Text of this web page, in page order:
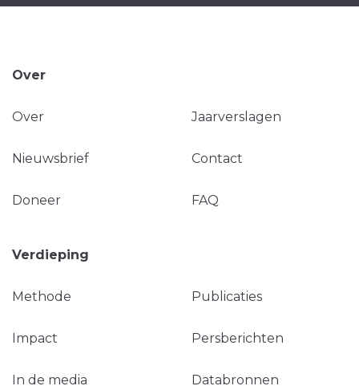
Over
Over Jaarverslagen
Nieuwsbrief Contact
Doneer FAQ
Verdieping
Methode Publicaties
Impact Persberichten
In de media Databronnen